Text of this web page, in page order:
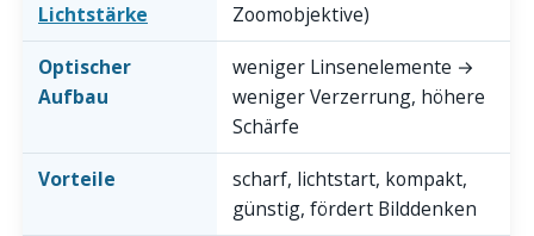
Lichtstärke
Zoomobjektive)
Optischer
Aufbau
weniger Linsenelemente →
weniger Verzerrung, höhere
Schärfe
Vorteile
scharf, lichtstart, kompakt,
günstig, fördert Bilddenken